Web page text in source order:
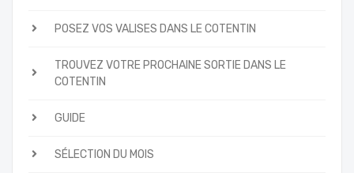
POSEZ VOS VALISES DANS LE COTENTIN
TROUVEZ VOTRE PROCHAINE SORTIE DANS LE
COTENTIN
GUIDE
SÉLECTION DU MOIS